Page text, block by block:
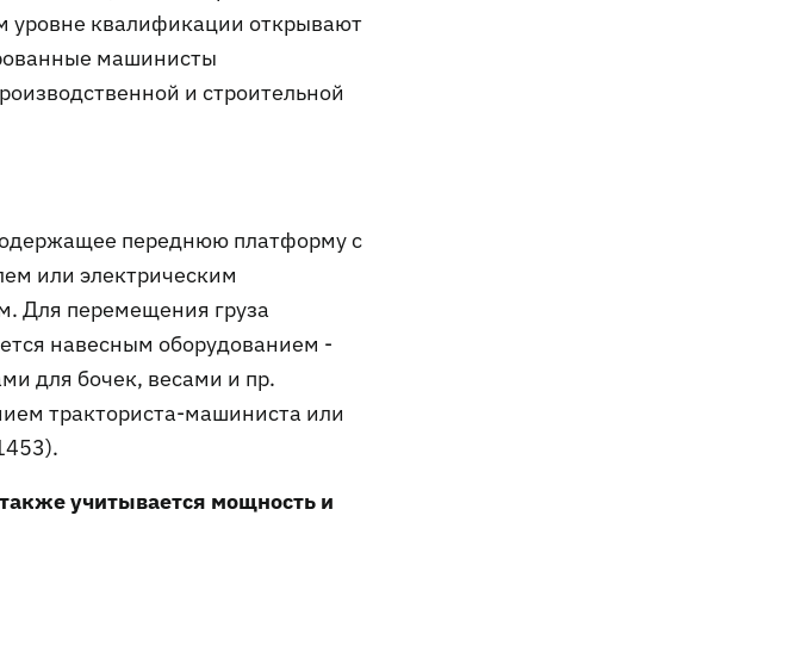
уровне квалификации открывают
машинисты
и строительной
переднюю платформу с
или электрическим
Для перемещения груза
навесным оборудованием -
для бочек, весами и пр.
тракториста-машиниста или
учитывается мощность и